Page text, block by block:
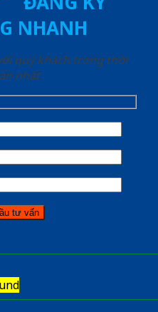
NHANH
quý khách trong thời
nhất